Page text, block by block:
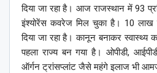
दिया जा रहा है। आज राजस्थान में 93
इंश्योरेंस कवरेज मिल चुका है। 10 लाख
दिया जा रहा है। कानून बनाकर स्वास्थ्य
पहला राज्य बन गया है। ओपीडी,
ऑर्गन ट्रांसप्लांट जैसे महंगे इलाज भी